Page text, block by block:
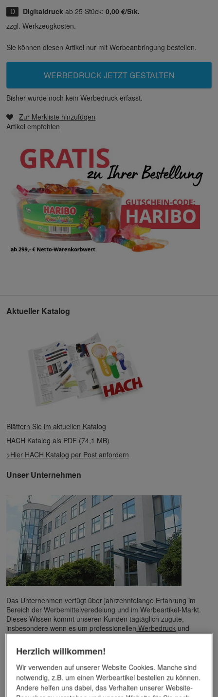
Digitaldruck ab 25 Stück:0,00 €/Stk.
zzgl. Werkzeugkosten.
Sie können diesen Artikel nur mit Werbeanbringung bestellen.
WERBEDRUCK JETZT GESTALTEN
Bisher wurde noch kein Werbedruck erfasst.
Zur Merkliste hinzufügen
Artikel empfehlen
Aktueller Katalog
Blättern Sie im aktuellen Katalog
HACH Katalog als PDF (74,1 MB)
>Hier HACH Katalog per Post anfordern
Unser Unternehmen
Das Unternehmen verfügt über jahrzehntelange Erfahrung im
Bereich der Werbemittelveredelung und im Werbeartikel-Markt.
Dieses Wissen kommt unseren Kunden tagtäglich zugute,
insbesondere wenn es um professionellen Werbedruck und
andere Veredelungsverfahren geht.
Unser Service
Individuelle Beratung
Herzlich willkommen!
Wir verwenden auf unserer Website Cookies. Manche sind
notwendig, z.B. um einen Werbeartikel bestellen zu können.
Andere helfen uns dabei, das Verhalten unserer Website-